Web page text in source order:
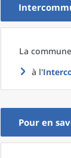
La commune
à l'
Pour en